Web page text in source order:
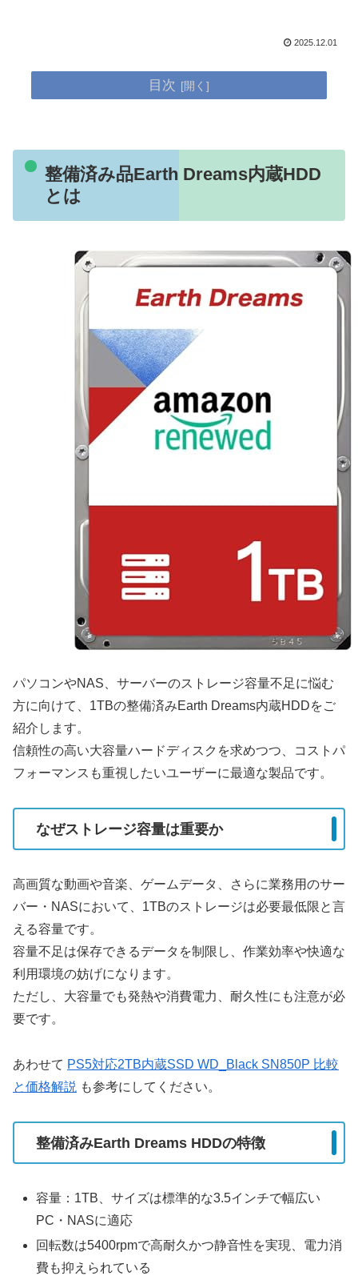
2025.12.01
目次
整備済み品Earth Dreams内蔵HDD
とは
パソコンやNAS、サーバーのストレージ容量不足に悩む
方に向けて、1TBの整備済みEarth Dreams内蔵HDDをご
紹介します。
信頼性の高い大容量ハードディスクを求めつつ、コストパ
フォーマンスも重視したいユーザーに最適な製品です。
なぜストレージ容量は重要か
高画質な動画や音楽、ゲームデータ、さらに業務用のサー
バー・NASにおいて、1TBのストレージは必要最低限と言
える容量です。
容量不足は保存できるデータを制限し、作業効率や快適な
利用環境の妨げになります。
ただし、大容量でも発熱や消費電力、耐久性にも注意が必
要です。
あわせて PS5対応2TB内蔵SSD WD_Black SN850P 比較
と価格解説 も参考にしてください。
整備済みEarth Dreams HDDの特徴
容量：1TB、サイズは標準的な3.5インチで幅広い
PC・NASに適応
回転数は5400rpmで高耐久かつ静音性を実現、電力消
費も抑えられている